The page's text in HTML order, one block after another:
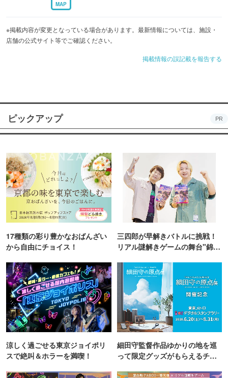
MAP
※掲載内容が変更となっている場合があります。最新情報については、施設・
店舗の公式サイト等でご確認ください。
掲載情報の誤記載を報告する
ピックアップ PR
17種類の彩り豊かなおばんざい
から自由にチョイス！
三四郎が早解きバトルに挑戦！
リアル謎解きゲームの舞台"錦糸
涼しく過ごせる東京ジョイポリ
スで絶叫＆ホラーを満喫！
細田守監督作品ゆかりの地を巡
って限定グッズがもらえるチャ